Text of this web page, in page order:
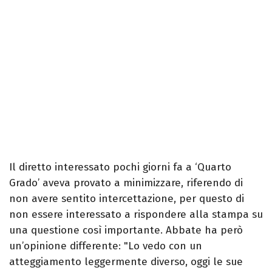
Il diretto interessato pochi giorni fa a ‘Quarto
Grado’ aveva provato a minimizzare, riferendo di
non avere sentito intercettazione, per questo di
non essere interessato a rispondere alla stampa su
una questione così importante. Abbate ha però
un’opinione differente: "Lo vedo con un
atteggiamento leggermente diverso, oggi le sue